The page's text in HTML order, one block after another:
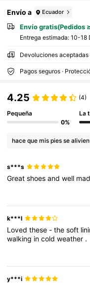
Envío a Ecuador
Envío gratis(Pedidos
Entrega estimada: 10-18
Devoluciones aceptadas
Pagos seguros ·
4.25 (4)
Pequeña
0%
La
hace que mis pies se alivien
s***s
Greatshoesandwell
k***l
Lovedthese -thesoft
walking incoldweather .
y***i